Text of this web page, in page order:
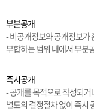
부분공개
- 비공개정보와 공개정보가
부합하는 범위 내에서 부분
즉시공개
- 공개를 목적으로 작성되
별도의 결정절차 없이 즉시